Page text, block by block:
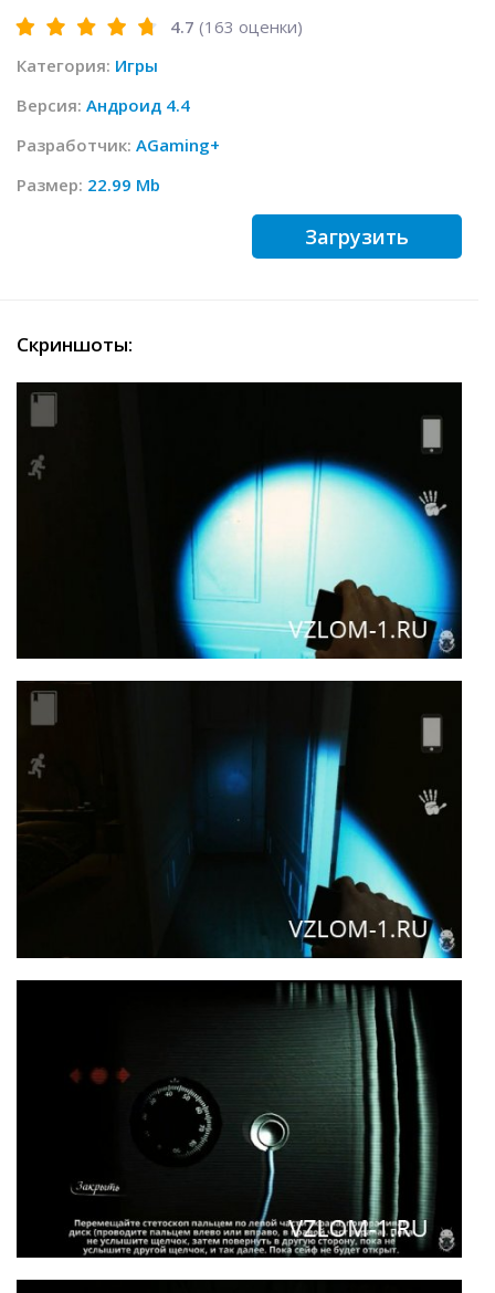
4.7 (163 оценки)
Категория: Игры
Версия: Андроид 4.4
Разработчик: AGaming+
Размер: 22.99 Mb
Загрузить
Скриншоты: